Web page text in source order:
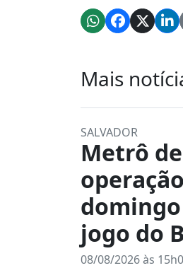
Mais
SALVADOR
Metrô
jogo do
08/08/2026 às